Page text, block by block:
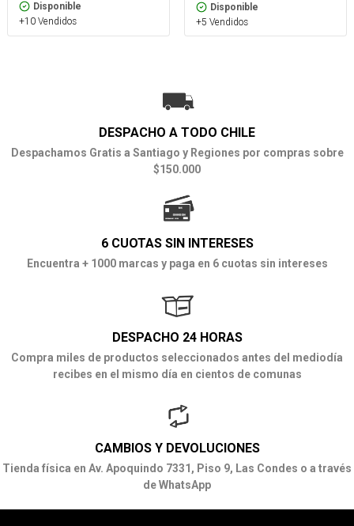
Disponible
+10 Vendidos
Disponible
+5 Vendidos
DESPACHO A TODO CHILE
Despachamos Gratis a Santiago y Regiones por compras sobre
$150.000
6 CUOTAS SIN INTERESES
Encuentra + 1000 marcas y paga en 6 cuotas sin intereses
DESPACHO 24 HORAS
Compra miles de productos seleccionados antes del mediodía
recibes en el mismo día en cientos de comunas
CAMBIOS Y DEVOLUCIONES
Tienda física en Av. Apoquindo 7331, Piso 9, Las Condes o a través
de WhatsApp